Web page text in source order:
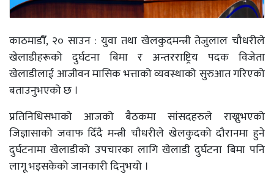
काठमाडौँ, २० साउन : युवा तथा खेलकुदमन्त्री तेजुलाल चौधरीले
खेलाडीहरूको दुर्घटना बिमा र अन्तरराष्ट्रिय पदक विजेता
खेलाडीलाई आजीवन मासिक भत्ताको व्यवस्थाको सुरुआत गरिएको
बताउनुभएको छ ।
प्रतिनिधिसभाको आजको बैठकमा सांसदहरुले राख्नुभएको
जिज्ञासाको जवाफ दिँदै मन्त्री चौधरीले खेलकुदको दौरानमा हुने
दुर्घटनामा खेलाडीको उपचारका लागि खेलाडी दुर्घटना बिमा पनि
लागू भइसकेको जानकारी दिनुभयो ।